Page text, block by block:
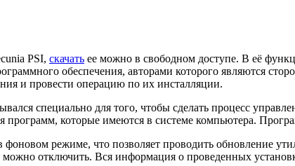
PSI, скачать ее можно в свободном доступе. В её
обеспечения, авторами которого являются
и провести операцию по их инсталляции.
специально для того, чтобы сделать процесс
программ, которые имеются в системе компьютера.
режиме, что позволяет проводить обновление
отключить. Вся информация о проведенных